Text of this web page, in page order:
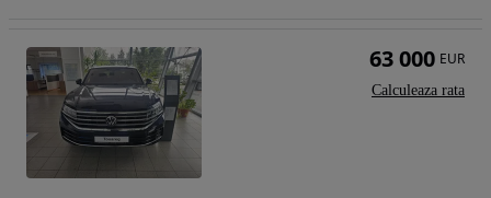
63 000 EUR
Calculeaza rata